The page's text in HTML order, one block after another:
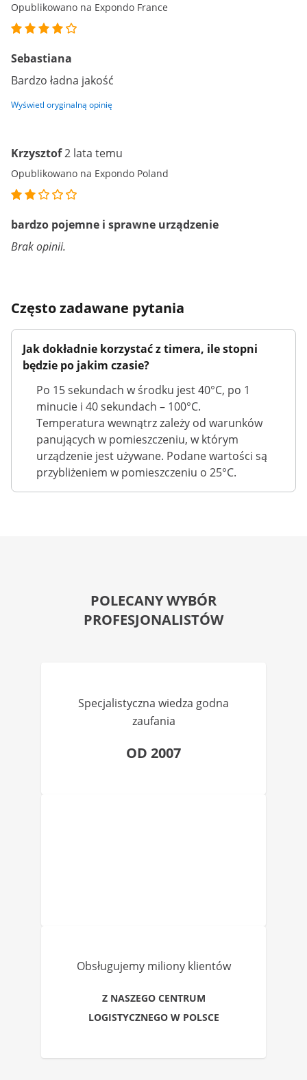
Opublikowano na Expondo France
Sebastiana
Bardzo ładna jakość
Wyświetl oryginalną opinię
Krzysztof2 lata temu
Opublikowano na Expondo Poland
bardzo pojemne i sprawne urządzenie
Brak opinii.
Często zadawane pytania
Jak dokładnie korzystać z timera, ile stopni
będzie po jakim czasie?
Po 15 sekundach w środku jest 40°C, po 1
minucie i 40 sekundach – 100°C.
Temperatura wewnątrz zależy od warunków
panujących w pomieszczeniu, w którym
urządzenie jest używane. Podane wartości są
przybliżeniem w pomieszczeniu o 25°C.
POLECANY WYBÓR
PROFESJONALISTÓW
Specjalistyczna wiedza godna
zaufania
OD 2007
Obsługujemy miliony klientów
Z NASZEGO CENTRUM
LOGISTYCZNEGO W POLSCE